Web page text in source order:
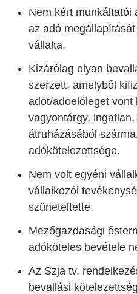
Nem kért munkáltatói
az adó
vállalta.
Kizárólag olyan
szerzett, amelyből
adót/adóelőleget vont
vagyontárgy,
átruházásából
adókötelezettsége.
Nem volt egyéni
vállalkozói
szüneteltette.
Mezőgazdasági
adóköteles bevétele
Az Szja tv.
bevallási